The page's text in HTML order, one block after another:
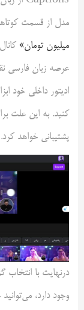
مدل از قسمت
میلیون تومان»
عرصه زبان فارسی
ادیتور داخلی خود
کنید. به این علت
پشتیبانی خواهد کرد.
وجود دارد،